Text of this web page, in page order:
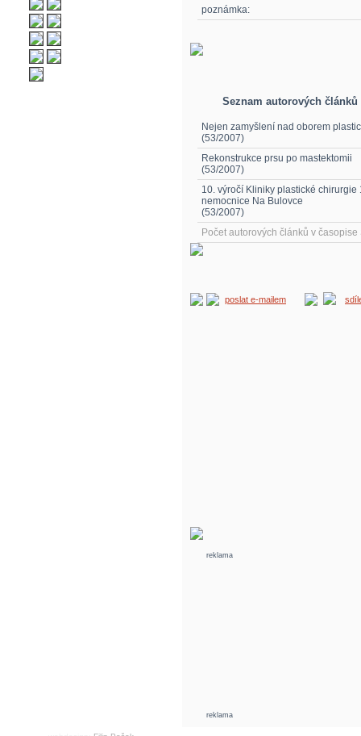
poznámka:
Seznam autorových článků
Nejen zamyšlení nad oborem
(53/2007)
Rekonstrukce prsu po mastektomii
(53/2007)
10. výročí Kliniky plastické chirurgie
nemocnice Na Bulovce
(53/2007)
Počet autorových článků v časopise
poslat e-mailem
reklama
reklama